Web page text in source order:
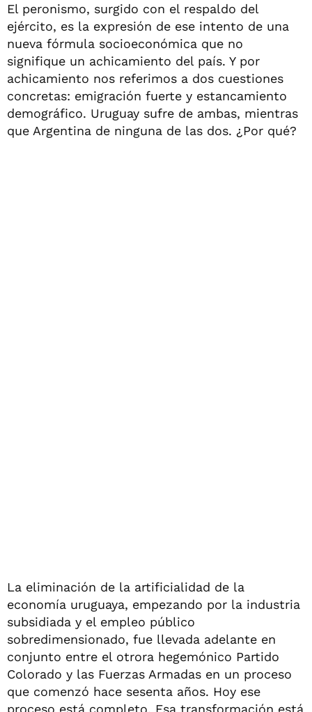
El peronismo, surgido con el respaldo del
ejército, es la expresión de ese intento de una
nueva fórmula socioeconómica que no
signifique un achicamiento del país. Y por
achicamiento nos referimos a dos cuestiones
concretas: emigración fuerte y estancamiento
demográfico. Uruguay sufre de ambas, mientras
que Argentina de ninguna de las dos. ¿Por qué?
La eliminación de la artificialidad de la
economía uruguaya, empezando por la industria
subsidiada y el empleo público
sobredimensionado, fue llevada adelante en
conjunto entre el otrora hegemónico Partido
Colorado y las Fuerzas Armadas en un proceso
que comenzó hace sesenta años. Hoy ese
proceso está completo. Esa transformación está